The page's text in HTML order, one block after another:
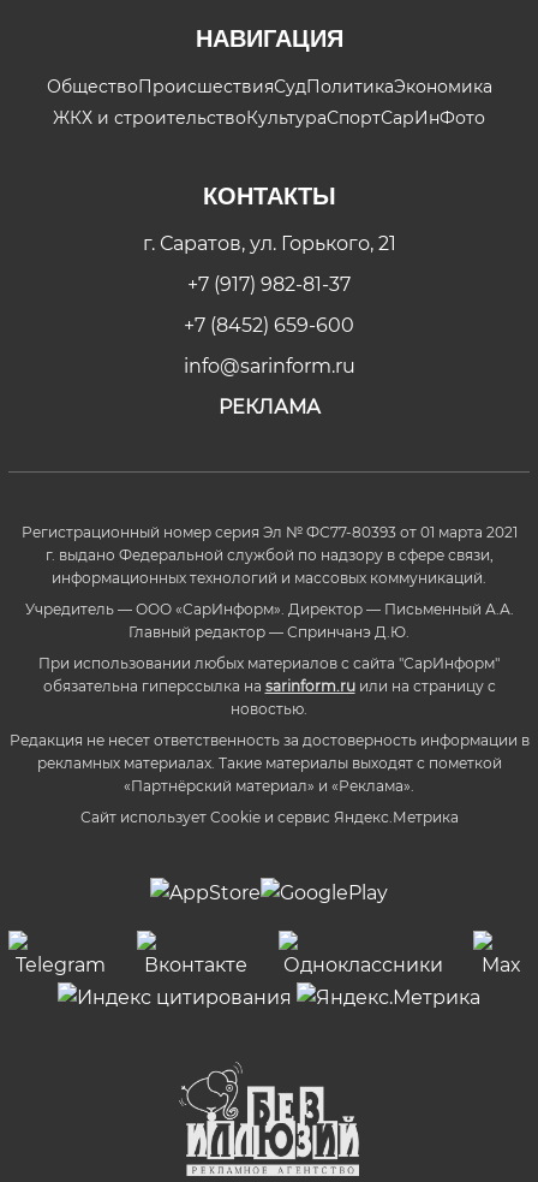
НАВИГАЦИЯ
ОбществоПроисшествияСудПолитикаЭкономика
ЖКХ и строительствоКультураСпортСарИнФото
КОНТАКТЫ
г. Саратов, ул. Горького, 21
+7 (917) 982-81-37
+7 (8452) 659-600
info@sarinform.ru
РЕКЛАМА
Регистрационный номер серия Эл № ФС77-80393 от 01 марта 2021
г. выдано Федеральной службой по надзору в сфере связи,
информационных технологий и массовых коммуникаций.
Учредитель — ООО «СарИнформ». Директор — Письменный А.А.
Главный редактор — Спринчанэ Д.Ю.
При использовании любых материалов с сайта "СарИнформ"
обязательна гиперссылка на sarinform.ruили на страницу с
новостью.
Редакция не несет ответственность за достоверность информации в
рекламных материалах. Такие материалы выходят с пометкой
«Партнёрский материал» и «Реклама».
Сайт использует Cookie и сервиc Яндекс.Метрика